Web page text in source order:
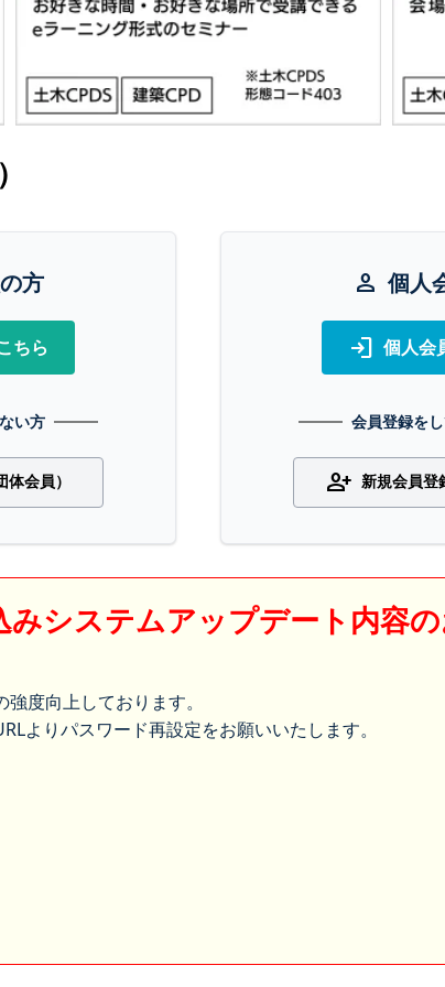
方
ちら
い方
会員）
person 個人
login 個人会
会員登録を
person_add 新規会員登
みシステムアップデート内容
度向上しております。
よりパスワード再設定をお願いいたします。